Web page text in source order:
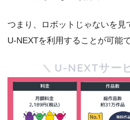
つまり、ロボットじゃないを見
U-NEXTを利用することが可能で
U-NEXTサー